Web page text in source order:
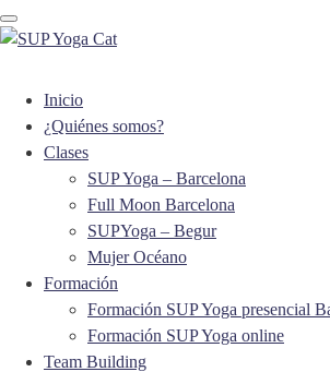
Toggle navigation
Inicio
¿Quiénes somos?
Clases
SUP Yoga – Barcelona
Full Moon Barcelona
SUPYoga – Begur
Mujer Océano
Formación
Formación SUP Yoga presencial
Formación SUP Yoga online
Team Building